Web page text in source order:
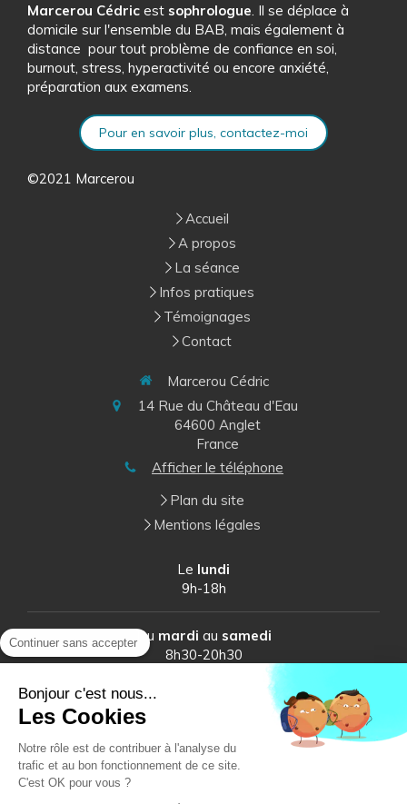
Marcerou Cédric est sophrologue. Il se déplace à
domicile sur l'ensemble du BAB, mais également à
distance pour tout problème de confiance en soi,
burnout, stress, hyperactivité ou encore anxiété,
préparation aux examens.
Pour en savoir plus, contactez-moi
©2021 Marcerou
Accueil
A propos
La séance
Infos pratiques
Témoignages
Contact
Marcerou Cédric
14 Rue du Château d'Eau
64600 Anglet
France
Afficher le téléphone
Plan du site
Mentions légales
Le lundi
9h-18h
Du mardi au samedi
8h30-20h30
Continuer sans accepter
Bonjour c'est nous...
Les Cookies
Notre rôle est de contribuer à l'analyse du
trafic et au bon fonctionnement de ce site.
C'est OK pour vous ?